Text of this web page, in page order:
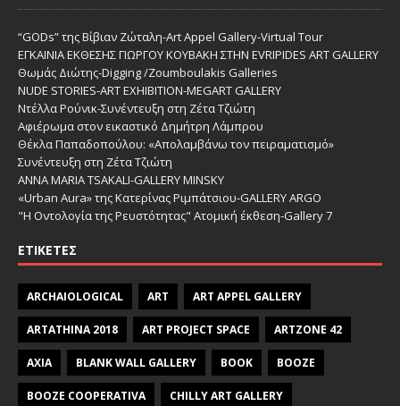
“GODs” της Βίβιαν Ζώταλη-Art Appel Gallery-Virtual Tour
ΕΓΚΑΙΝΙΑ ΕΚΘΕΣΗΣ ΓΙΩΡΓΟΥ ΚΟΥΒΑΚΗ ΣΤΗΝ EVRIPIDES ART GALLERY
Θωμάς Διώτης-Digging /Zoumboulakis Galleries
NUDE STORIES-ΑRT EXHIBITION-MEGART GALLERY
Ντέλλα Ρούνικ-Συνέντευξη στη Ζέτα Τζιώτη
Αφιέρωμα στον εικαστικό Δημήτρη Λάμπρου
Θέκλα Παπαδοπούλου: «Απολαμβάνω τον πειραματισμό»
Συνέντευξη στη Ζέτα Τζιώτη
ANNA MARIA TSAKALI-GALLERY MINSKY
«Urban Aura» της Κατερίνας Ριμπάτσιου-GALLERY ARGO
"Η Οντολογία της Ρευστότητας" Ατομική έκθεση-Gallery 7
ΕΤΙΚΈΤΕΣ
ARCHAIOLOGICAL ART ART APPEL GALLERY
ARTATHINA 2018 ART PROJECT SPACE ARTZONE 42
AXIA BLANK WALL GALLERY BOOK BOOZE
BOOZE COOPERATIVA CHILLY ART GALLERY